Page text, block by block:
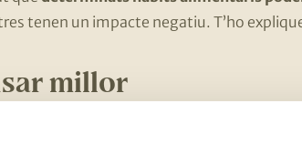
tenen un impacte negatiu. T’ho
millor